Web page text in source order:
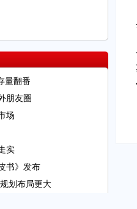
量翻番
朋友圈
场
实
书》发布
划布局更大